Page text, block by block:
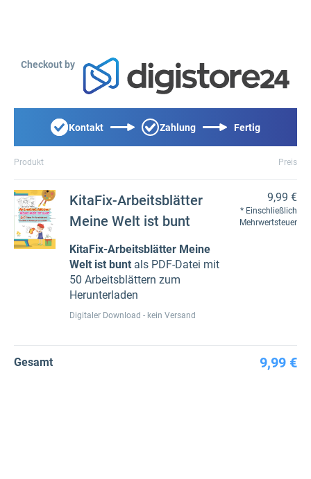
Checkout by
Kontakt Zahlung Fertig
Produkt Preis
KitaFix-Arbeitsblätter
Meine Welt ist bunt
KitaFix-Arbeitsblätter Meine
Welt ist bunt als PDF-Datei mit
50 Arbeitsblättern zum
Herunterladen
Digitaler Download - kein Versand
9,99 €
Einschließlich
Mehrwertsteuer
Gesamt 9,99 €